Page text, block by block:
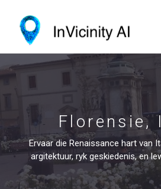
Florensie,
Ervaar die Renaissance hart van
argitektuur, ryk geskiedenis, en